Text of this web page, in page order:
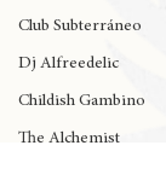
Rap al Estadio
Club Subterráneo
Dj Alfreedelic
Childish Gambino